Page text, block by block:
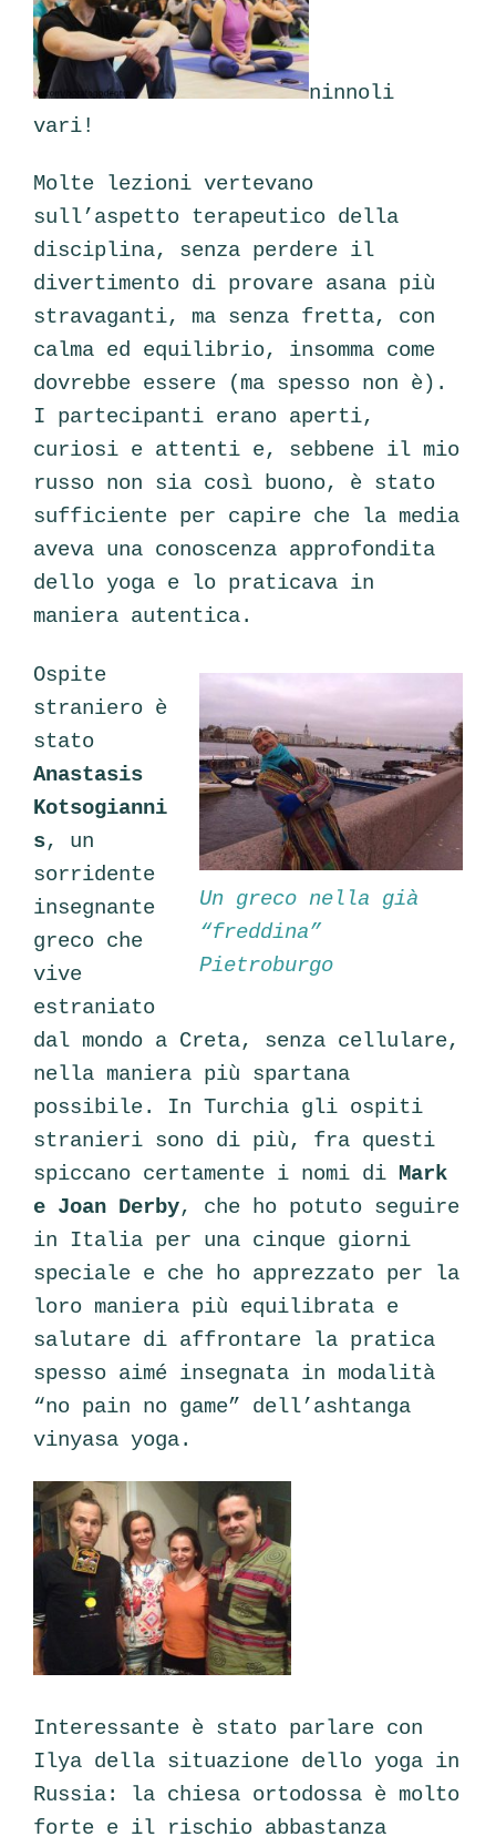
ninnoli
vari!
Molte lezioni vertevano
sull’aspetto terapeutico della
disciplina, senza perdere il
divertimento di provare asana più
stravaganti, ma senza fretta, con
calma ed equilibrio, insomma come
dovrebbe essere (ma spesso non è).
I partecipanti erano aperti,
curiosi e attenti e, sebbene il mio
russo non sia così buono, è stato
sufficiente per capire che la media
aveva una conoscenza approfondita
dello yoga e lo praticava in
maniera autentica.
Un greco nella già
“freddina”
Pietroburgo
Ospite
straniero è
stato
Anastasis
Kotsogianni
s, un
sorridente
insegnante
greco che
vive
estraniato
dal mondo a Creta, senza cellulare,
nella maniera più spartana
possibile. In Turchia gli ospiti
stranieri sono di più, fra questi
spiccano certamente i nomi di Mark
e Joan Derby, che ho potuto seguire
in Italia per una cinque giorni
speciale e che ho apprezzato per la
loro maniera più equilibrata e
salutare di affrontare la pratica
spesso aimé insegnata in modalità
“no pain no game” dell’ashtanga
vinyasa yoga.
Interessante è stato parlare con
Ilya della situazione dello yoga in
Russia: la chiesa ortodossa è molto
forte e il rischio abbastanza